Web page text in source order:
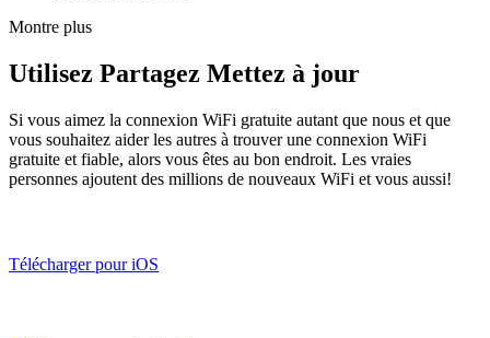
Montre plus
Utilisez Partagez Mettez à jour
Si vous aimez la connexion WiFi gratuite autant que nous et que
vous souhaitez aider les autres à trouver une connexion WiFi
gratuite et fiable, alors vous êtes au bon endroit. Les vraies
personnes ajoutent des millions de nouveaux WiFi et vous aussi!
Télécharger pour iOS